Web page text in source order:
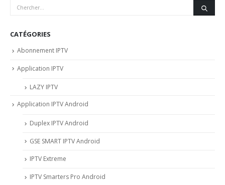
CATÉGORIES
Abonnement IPTV
Application IPTV
LAZY IPTV
Application IPTV Android
Duplex IPTV Android
GSE SMART IPTV Android
IPTV Extreme
IPTV Smarters Pro Android